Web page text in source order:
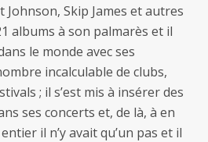
Skip James et autres
albums à son palmarès et il
le monde avec ses
incalculable de clubs,
; il s’est mis à insérer des
ses concerts et, de là, à en
il n’y avait qu’un pas et il